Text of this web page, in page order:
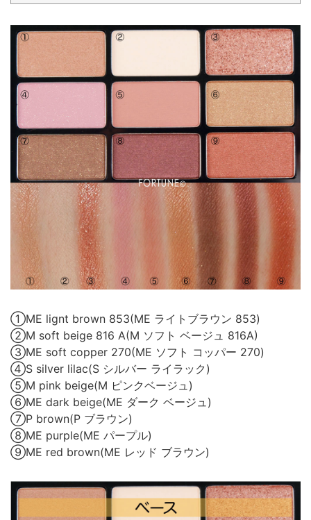
①ME lignt brown 853(ME ライトブラウン 853)
②M soft beige 816 A(M ソフト ベージュ 816A)
③ME soft copper 270(ME ソフト コッパー 270)
④S silver lilac(S シルバー ライラック)
⑤M pink beige(M ピンクベージュ)
⑥ME dark beige(ME ダーク ベージュ)
⑦P brown(P ブラウン)
⑧ME purple(ME パープル)
⑨ME red brown(ME レッド ブラウン)